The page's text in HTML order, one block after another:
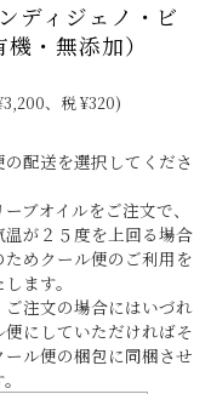
ディジェノ・ビ
・無添加）
、税 ¥320)
配送を選択してくださ
ブオイルをご注文で、
が２５度を上回る場合
ためクール便のご利用を
ます。
ご注文の場合にはいづれ
にしていただければそ
ル便の梱包に同梱させ